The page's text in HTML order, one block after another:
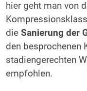
hier geht man von
die Sanierung der
den besprochenen
stadiengerechten
empfohlen.